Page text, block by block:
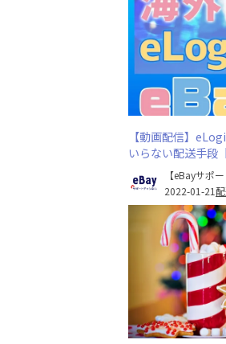
【動画配信】
いらない配送手段
【eBayサポ
2022-01-21